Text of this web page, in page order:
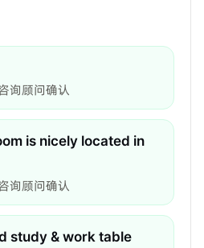
询顾问确认
is nicely located in
询顾问确认
study & work table